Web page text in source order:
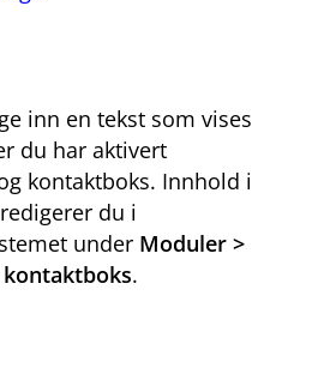
inn en tekst som vises
du har aktivert
kontaktboks. Innhold i
du i
under Moduler >
.